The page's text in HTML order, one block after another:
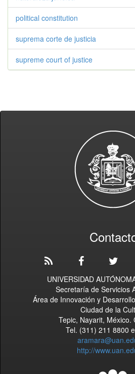
political constitution
suprema corte de justicia
supreme court of justice
UNIVERSIDAD
Secretaría de Servicios
Área de Innovación y
Ciudad de la
Tepic, Nayarit, México.
Tel. (311) 211 8800
http://